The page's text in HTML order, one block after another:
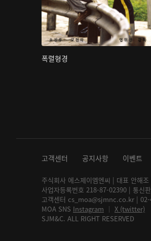
폭렬형경
고객센터 공지사항 이벤트
주식회사 에스제이엠엔씨 | 대표 안해
사업자등록번호 218-87-02390 | 통신
고객센터 cs_moa@sjmnc.co.kr | 02-
MOA SNS Instagram │ X (twitter)
SJM&C. ALL RIGHT RESERVED